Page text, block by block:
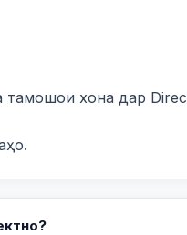
хона дар